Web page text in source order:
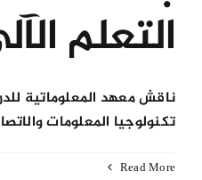
التعلم
ناقش معهد المعلوماتية
تكنولوجيا المعلومات
Read More